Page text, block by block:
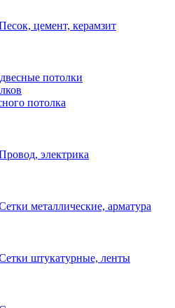
цемент, керамзит
потолки
потолка
электрика
металлические, арматура
штукатурные, ленты